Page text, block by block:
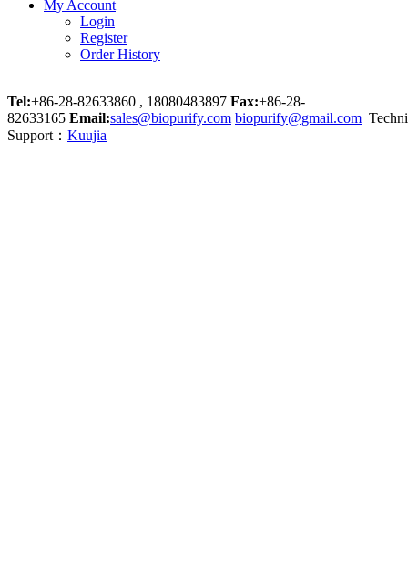
My Account
Login
Register
Order History
Tel:+86-28-82633860 , 18080483897 Fax:+86-28-
82633165 Email:sales@biopurify.com biopurify@gmail.com
Support： Kuujia